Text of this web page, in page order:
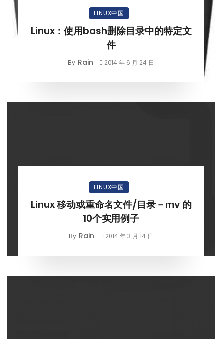
LINUX中国
Linux：使用bash删除目录中的特定文
件
By Rain 2014 年 6 月 24 日
LINUX中国
Linux 移动或重命名文件/目录－mv 的
10个实用例子
By Rain 2014 年 3 月 14 日